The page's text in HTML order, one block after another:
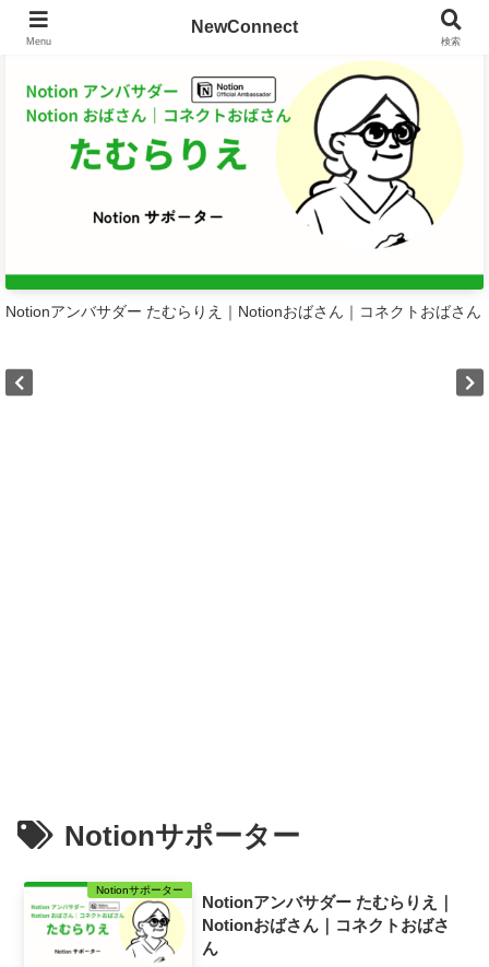
Notionサポーター
Notionアンバサダー たむらりえ｜Notionおばさん｜コネクトおばさん
Notionサポーター
Notionサポーター
Notionアンバサダー たむらりえ｜
Notionおばさん｜コネクトおばさ
ん
Menu
NewConnect
検索